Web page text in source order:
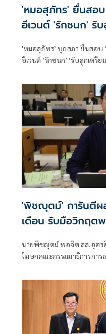
'หมอสุภัทร' ยื่นสอบ
อีเวนต์ 'รักชนก' รั
'หมอสุภัทร’ บุกสภา ยื่นสอบ ‘
อีเวนต์ 'รักชนก' ’รับลูกเตรีย
'พิชญุตม์' การันตีผ
เดือน รับมือวิกฤต
ช่วยลดต้นทุน-ขยา
นายพิชญุตม์ พอจิต สส.อุตร
โฆษกคณะกรรมมาธิการกา
รัฐบาลภายใต้การนำของน
เข้าบริหารประเทศ 4 เดือน
และสงครามตะวันออกกลาง
หลักปรับตัวสูงขึ้น